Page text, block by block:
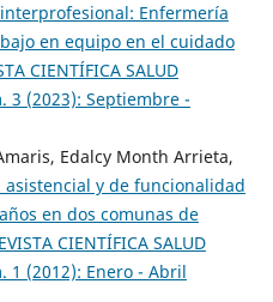
Enfermería
en equipo en el cuidado
CIENTÍFICA SALUD
3 (2023): Septiembre -
Edalcy Month Arrieta,
y de funcionalidad
en dos comunas de
CIENTÍFICA SALUD
1 (2012): Enero - Abril